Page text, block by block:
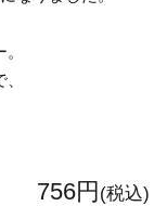
756円 (税込)